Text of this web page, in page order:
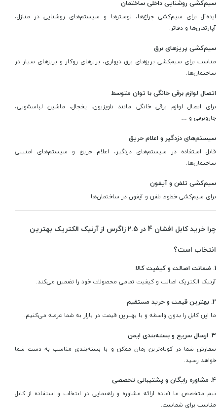
سیم‌کشی روشنایی داخلی ساختمان
ایده‌آل برای سیم‌کشی چراغ‌ها، لوسترها و سیستم‌های روشنایی در منازل،
آپارتمان‌ها و دفاتر.
سیم‌کشی پریزهای برق
مناسب برای سیم‌کشی پریزهای برق دیواری، پریزهای روکار و پریزهای سیار در
ساختمان‌ها.
اتصال لوازم برقی خانگی با توان متوسط
برای اتصال لوازم برقی خانگی مانند تلویزیون، یخچال، ماشین لباسشویی،
جاروبرقی و …
سیستم‌های دزدگیر و اعلام حریق
قابل استفاده در سیستم‌های دزدگیر، اعلام حریق و سیستم‌های امنیتی
ساختمان‌ها.
سیم‌کشی تلفن و آیفون
برای سیم‌کشی خطوط تلفن و آیفون در ساختمان‌ها.
چرا خرید کابل افشان 4 در 2.5 زاگرس از آرنیک الکتریک بهترین
انتخاب است؟
1. ضمانت اصالت و کیفیت کالا
آرنیک الکتریک اصالت و کیفیت تمامی محصولات خود را تضمین می‌کند.
2. بهترین قیمت و خرید مستقیم
ما این کابل را بدون واسطه و با بهترین قیمت در بازار به شما عرضه می‌کنیم.
3. ارسال سریع و بسته‌بندی ایمن
سفارش شما در کوتاه‌ترین زمان ممکن و با بسته‌بندی مناسب به دست شما
خواهد رسید.
4. مشاوره رایگان و پشتیبانی تخصصی
تیم متخصص ما آماده ارائه مشاوره و راهنمایی در انتخاب و استفاده از کابل
مناسب برای شماست.